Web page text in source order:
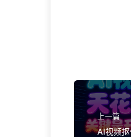
上一篇
AI视频